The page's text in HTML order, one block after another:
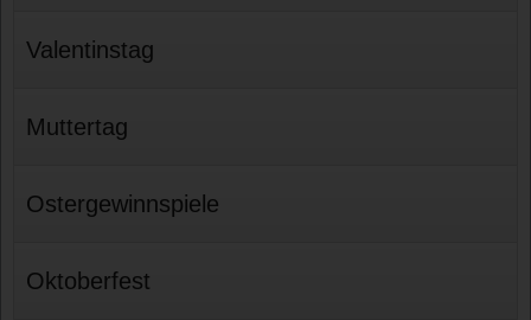
Valentinstag
Muttertag
Ostergewinnspiele
Oktoberfest